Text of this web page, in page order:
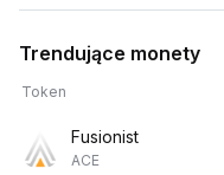
Trendujące monety
Token
Fusionist
ACE